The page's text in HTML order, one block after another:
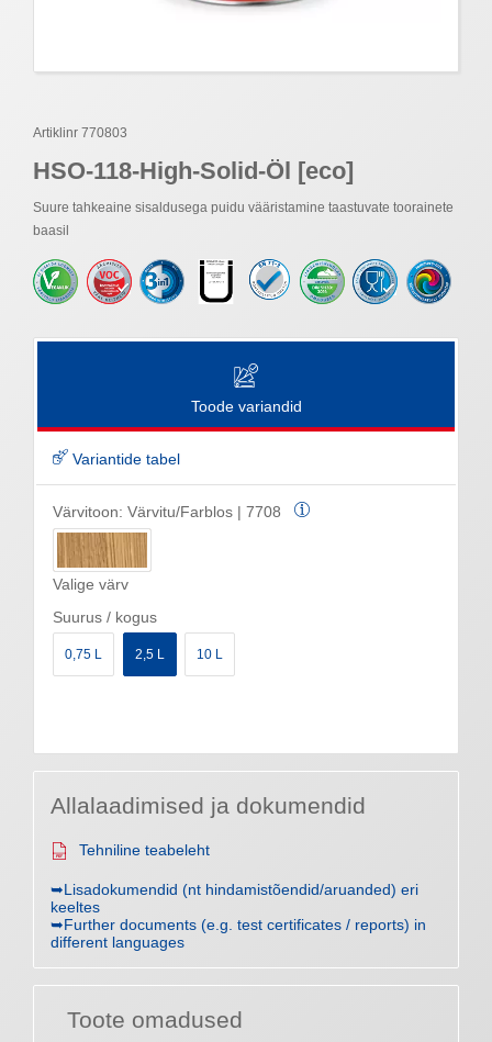
Artiklinr 770803
HSO-118-High-Solid-Öl [eco]
Suure tahkeaine sisaldusega puidu vääristamine taastuvate toorainete
baasil
Toode variandid
Variantide tabel
Värvitoon: Värvitu/Farblos | 7708
Valige värv
Suurus / kogus
0,75 L 2,5 L 10 L
Allalaadimised ja dokumendid
Tehniline teabeleht
➥Lisadokumendid (nt hindamistõendid/aruanded) eri
keeltes
➥Further documents (e.g. test certificates / reports) in
different languages
Toote omadused